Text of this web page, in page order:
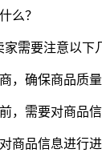
么？
需要注意以下
，确保商品质
，需要对商品
商品信息进行